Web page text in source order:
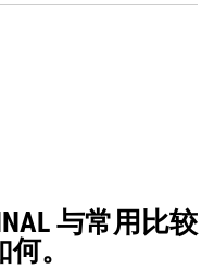
与常用比较
。